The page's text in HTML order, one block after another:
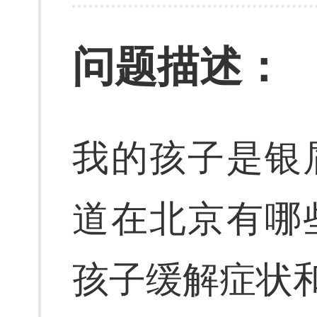
问题描述：
我的孩子是银
道在北京有哪
孩子缓解症状